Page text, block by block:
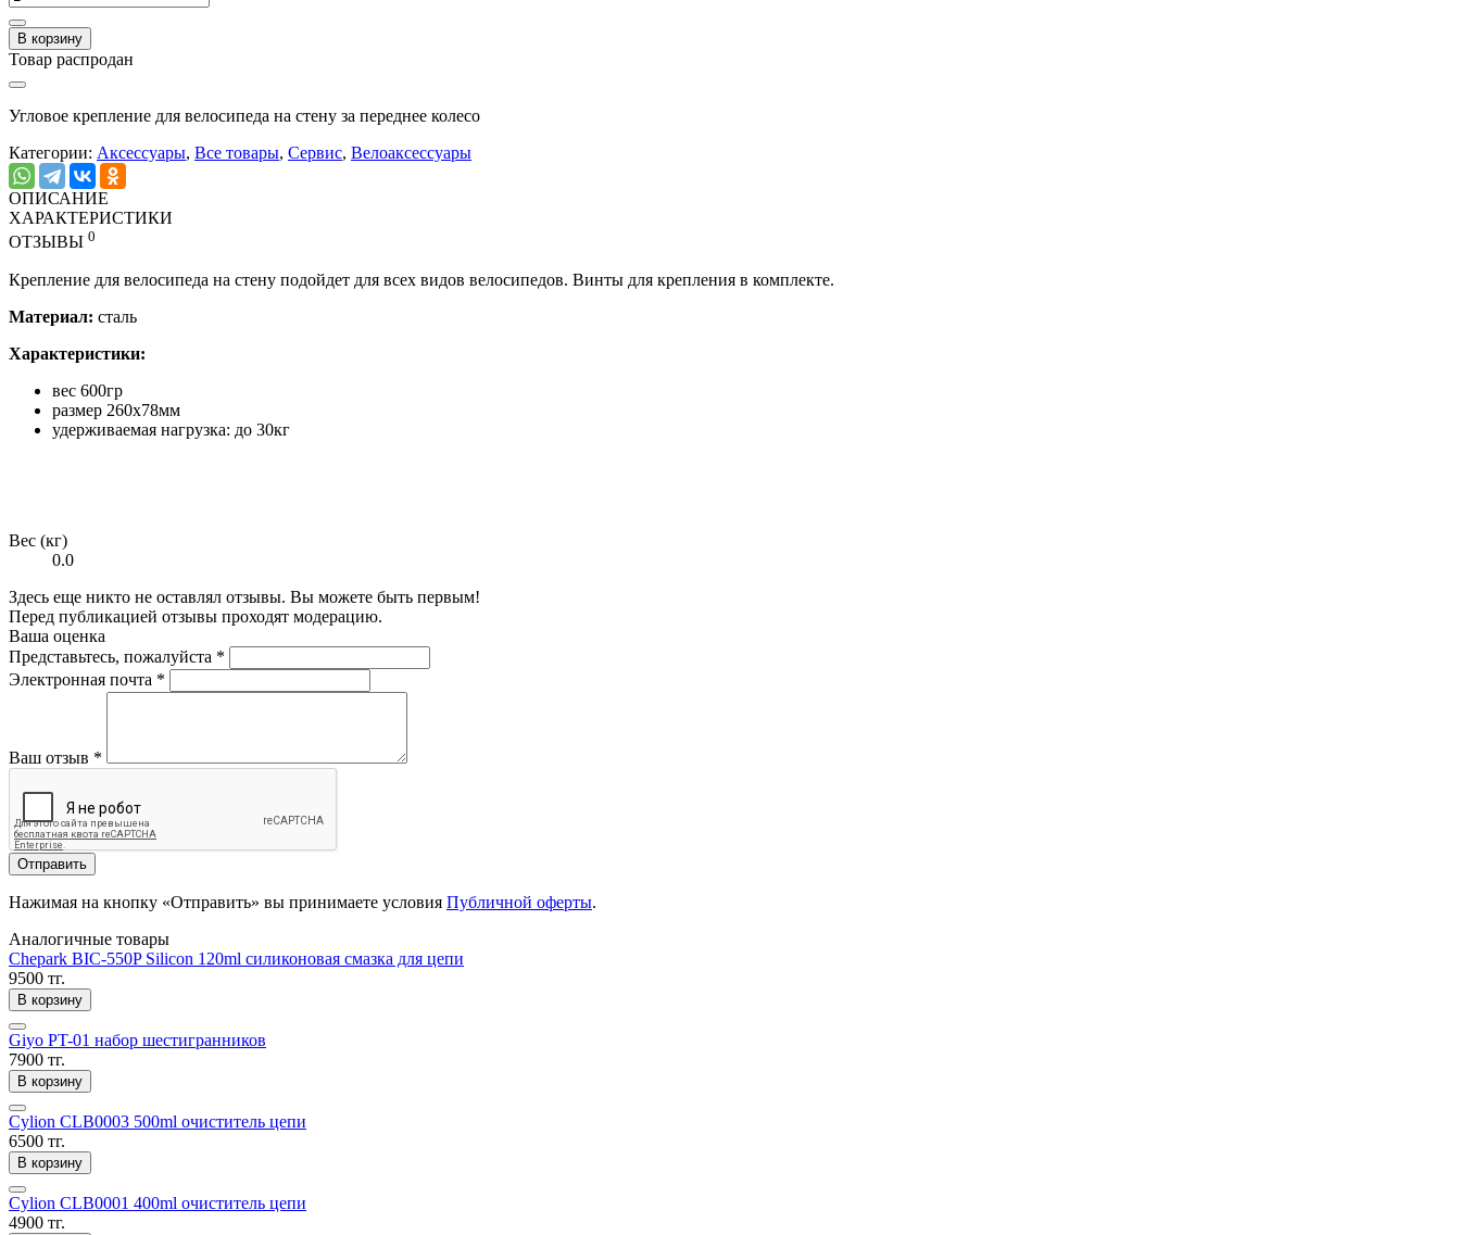
В корзину
Товар распродан
Угловое крепление для велосипеда на стену за переднее колесо
Категории: Аксессуары, Все товары, Сервис, Велоаксессуары
ОПИСАНИЕ
ХАРАКТЕРИСТИКИ
ОТЗЫВЫ 0
Крепление для велосипеда на стену подойдет для всех видов велосипедов. Винты для крепления в комплекте.
Материал: сталь
Характеристики:
вес 600гр
размер 260х78мм
удерживаемая нагрузка: до 30кг
Вес (кг)
0.0
Здесь еще никто не оставлял отзывы. Вы можете быть первым!
Перед публикацией отзывы проходят модерацию.
Ваша оценка
Представьтесь, пожалуйста *
Электронная почта *
Ваш отзыв *
Отправить
Нажимая на кнопку «Отправить» вы принимаете условия Публичной оферты.
Аналогичные товары
Chepark BIC-550P Silicon 120ml силиконовая смазка для цепи
9500 тг.
В корзину
Giyo PT-01 набор шестигранников
7900 тг.
В корзину
Cylion CLB0003 500ml очиститель цепи
6500 тг.
В корзину
Cylion CLB0001 400ml очиститель цепи
4900 тг.